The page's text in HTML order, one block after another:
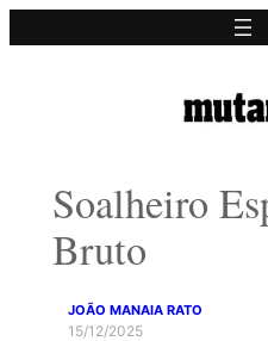
para
Soalheiro
Bruto
JOÃO MANAIA RATO
15/12/2025